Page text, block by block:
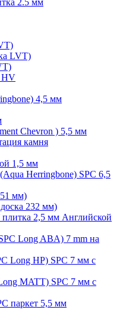
2.5 мм
LVT)
HV
4,5 мм
Chevron ) 5,5 мм
камня
1,5 мм
Herringbone) SPC 6,5
мм)
232 мм)
2,5 мм Английской
Long ABA) 7 mm на
Long HP) SPC 7 мм с
MATT) SPC 7 мм с
паркет 5,5 мм